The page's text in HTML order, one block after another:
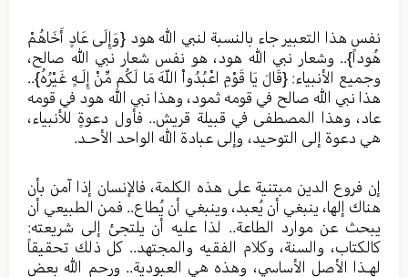
نفس هذا التعبير جاء بالنسبة لنبي الله هود {وَإِلَى عَادٍ أَخَاهُمْ
هُوداً}.. وشعار نبي الله هود، هو نفس شعار نبي الله صالح،
وجميع الأنبياء: {قَالَ يَا قَوْمِ اعْبُدُواْ اللّهَ مَا لَكُم مِّنْ إِلَـهٍ غَيْرُهُ}..
هذا نبي الله صالح في قومه ثمود، وهذا نبي الله هود في قومه
عاد، وهذا المصطفى في قبيلة قريش.. فأول دعوةٍ للأنبياء،
هي دعوة إلى التوحيد، وإلى عبادة الله الواحد الأحـد.
إن فروع الدين مبتنية على هذه الكلمة، فالإنسان إذا آمن بأن
هناك إلها، ينبغي أن يُعبد، وينبغي أن يُطاع.. فمن الطبيعي أن
يبحث عن موارد الطاعة.. لذا عليه أن يلتجئ إلى شريعته:
كالكتاب، والسنة، وكلام الفقيه والمجتهد.. كل ذلك تحقيقاً
لهـذا الأصل الأساسي، وهذه هي العبودية.. ورحم الله بعض